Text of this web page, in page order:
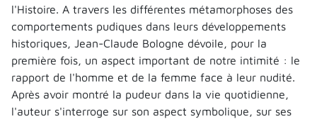
l'Histoire. A travers les différentes métamorphoses des
comportements pudiques dans leurs développements
historiques, Jean-Claude Bologne dévoile, pour la
première fois, un aspect important de notre intimité : le
rapport de l'homme et de la femme face à leur nudité.
Après avoir montré la pudeur dans la vie quotidienne,
l'auteur s'interroge sur son aspect symbolique, sur ses